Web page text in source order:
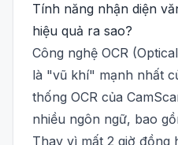
Tính năng nhận diện
hiệu quả ra sao?
Công nghệ OCR
là "vũ khí" mạnh nhất
thống OCR của
nhiều ngôn ngữ, bao
Thay vì mất 2 giờ đồng